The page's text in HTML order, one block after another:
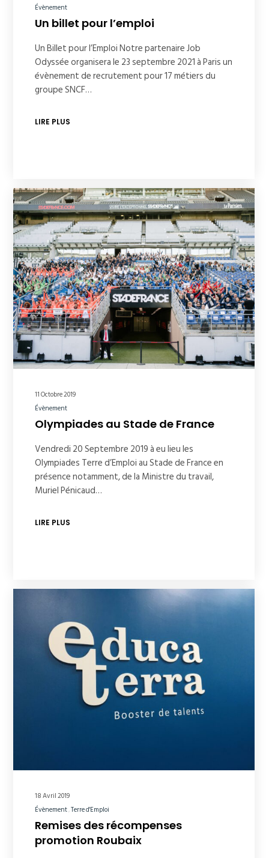
Évènement
Un billet pour l’emploi
Un Billet pour l’Emploi Notre partenaire Job
Odyssée organisera le 23 septembre 2021 à Paris un
évènement de recrutement pour 17 métiers du
groupe SNCF…
LIRE PLUS
11 Octobre 2019
Évènement
Olympiades au Stade de France
Vendredi 20 Septembre 2019 à eu lieu les
Olympiades Terre d’Emploi au Stade de France en
présence notamment, de la Ministre du travail,
Muriel Pénicaud…
LIRE PLUS
18 Avril 2019
Évènement Terre d'Emploi
Remises des récompenses
promotion Roubaix